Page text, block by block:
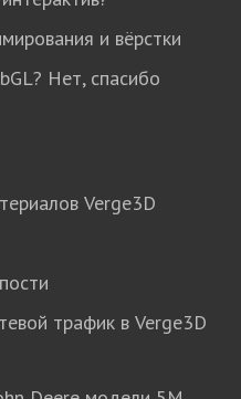
и вёрстки
Нет, спасибо
Verge3D
трафик в Verge3D